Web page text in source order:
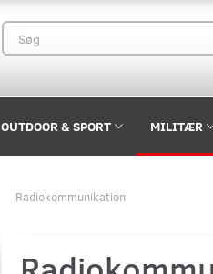
OUTDOOR & SPORT MILITÆR
Radiokommunikation